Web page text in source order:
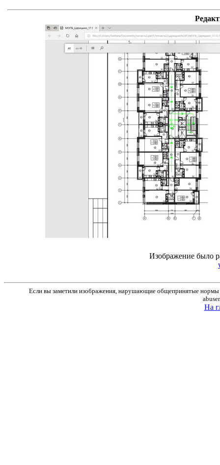
Изображение было
Если вы заметили изображения, нарушающие общепринятые нормы
На